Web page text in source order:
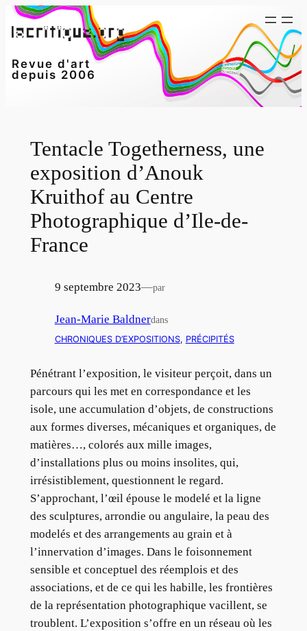
Aller
au
Revue d'art
depuis 2006
Tentacle Togetherness, une
exposition d’Anouk
Kruithof au Centre
Photographique d’Ile-de-
France
9 septembre 2023—par
Jean-Marie Baldnerdans
CHRONIQUES D’EXPOSITIONS, PRÉCIPITÉS
Pénétrant l’exposition, le visiteur perçoit, dans un
parcours qui les met en correspondance et les
isole, une accumulation d’objets, de constructions
aux formes diverses, mécaniques et organiques, de
matières…, colorés aux mille images,
d’installations plus ou moins insolites, qui,
irrésistiblement, questionnent le regard.
S’approchant, l’œil épouse le modelé et la ligne
des sculptures, arrondie ou angulaire, la peau des
modelés et des arrangements au grain et à
l’innervation d’images. Dans le foisonnement
sensible et conceptuel des réemplois et des
associations, et de ce qui les habille, les frontières
de la représentation photographique vacillent, se
troublent. L’exposition s’offre en un réseau où les